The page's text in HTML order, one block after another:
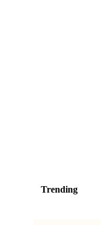
Trending